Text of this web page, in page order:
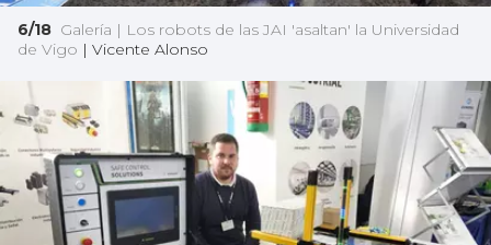
6/18 Galería | Los robots de las JAI 'asaltan' la Universidad
de Vigo | Vicente Alonso